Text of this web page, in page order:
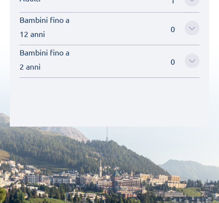
Bambini fino a
12 anni
Bambini fino a
2 anni